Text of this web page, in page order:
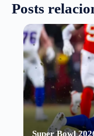
Posts
Super Bowl